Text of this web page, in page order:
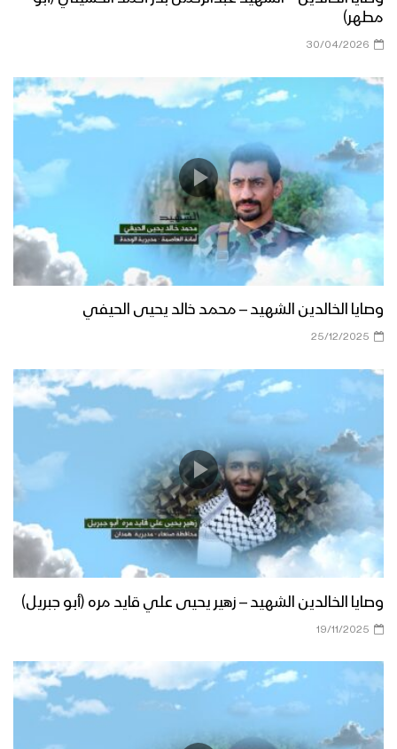
مطهر)
30/04/2026
وصايا الخالدين الشهيد – محمد خالد يحيى الحيفي
25/12/2025
وصايا الخالدين الشهيد – زهير يحيى علي قايد مره (أبو جبريل)
19/11/2025